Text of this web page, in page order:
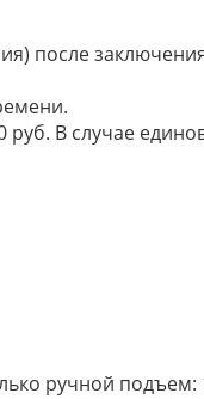
после
В случае
ручной подъем: